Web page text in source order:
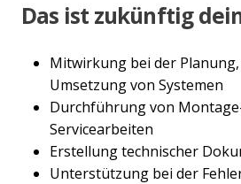
Das ist zukünftig
Mitwirkung bei der
Umsetzung von Systemen
Durchführung von
Servicearbeiten
Erstellung technischer
Unterstützung bei der